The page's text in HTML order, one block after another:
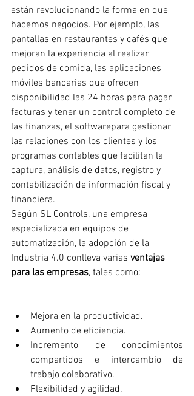
están revolucionando la forma en que
hacemos negocios. Por ejemplo, las
pantallas en restaurantes y cafés que
mejoran la experiencia al realizar
pedidos de comida, las aplicaciones
móviles bancarias que ofrecen
disponibilidad las 24 horas para pagar
facturas y tener un control completo de
las finanzas, el softwarepara gestionar
las relaciones con los clientes y los
programas contables que facilitan la
captura, análisis de datos, registro y
contabilización de información fiscal y
financiera.
Según SL Controls, una empresa
especializada en equipos de
automatización, la adopción de la
Industria 4.0 conlleva varias ventajas
para las empresas, tales como:
Mejora en la productividad.
Aumento de eficiencia.
Incremento de conocimientos
compartidos e intercambio de
trabajo colaborativo.
Flexibilidad y agilidad.